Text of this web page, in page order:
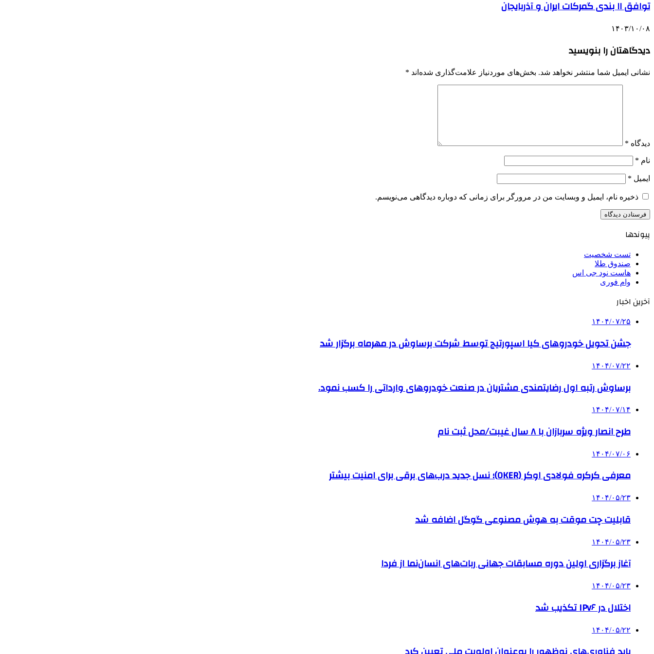
توافق ۱۱ بندی گمرکات ایران و آذربایجان
۱۴۰۳/۱۰/۰۸
دیدگاهتان را بنویسید
نشانی ایمیل شما منتشر نخواهد شد. بخش‌های موردنیاز علامت‌گذاری شده‌اند *
دیدگاه *
نام *
ایمیل *
ذخیره نام، ایمیل و وبسایت من در مرورگر برای زمانی که دوباره دیدگاهی می‌نویسم.
پیوندها
تست شخصیت
صندوق طلا
هاست نود جی اس
وام فوری
آخرین اخبار
۱۴۰۴/۰۷/۲۵
جشن تحویل خودروهای کیا اسپورتیج توسط شرکت برساوش در مهرماه برگزار شد
۱۴۰۴/۰۷/۲۲
برساوش رتبه اول رضایتمندی مشتریان در صنعت خودروهای وارداتی را کسب نمود.
۱۴۰۴/۰۷/۱۴
طرح انصار ویژه سربازان با ۸ سال غیبت/محل ثبت نام
۱۴۰۴/۰۷/۰۶
معرفی کرکره فولادی اوکر (OKER)؛ نسل جدید درب‌های برقی برای امنیت بیشتر
۱۴۰۴/۰۵/۲۳
قابلیت چت موقت به هوش مصنوعی گوگل اضافه شد
۱۴۰۴/۰۵/۲۳
آغاز برگزاری اولین دوره مسابقات جهانی ربات‌های انسان‌نما از فردا
۱۴۰۴/۰۵/۲۳
اختلال در IPv۶ تکذیب شد
۱۴۰۴/۰۵/۲۲